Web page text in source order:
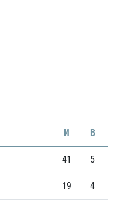
И В
41 5
19 4